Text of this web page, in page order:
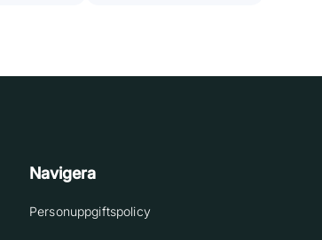
Navigera
Personuppgiftspolicy